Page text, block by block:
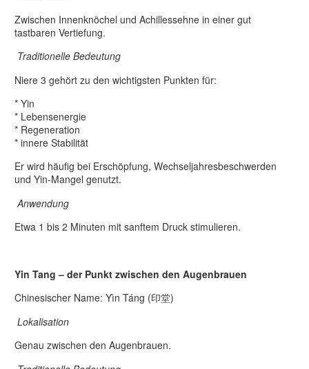
Zwischen Innenknöchel und Achillessehne in einer gut
tastbaren Vertiefung.
Traditionelle Bedeutung
Niere 3 gehört zu den wichtigsten Punkten für:
* Yin
* Lebensenergie
* Regeneration
* innere Stabilität
Er wird häufig bei Erschöpfung, Wechseljahresbeschwerden
und Yin-Mangel genutzt.
Anwendung
Etwa 1 bis 2 Minuten mit sanftem Druck stimulieren.
Yin Tang – der Punkt zwischen den Augenbrauen
Chinesischer Name: Yìn Táng (印堂)
Lokalisation
Genau zwischen den Augenbrauen.